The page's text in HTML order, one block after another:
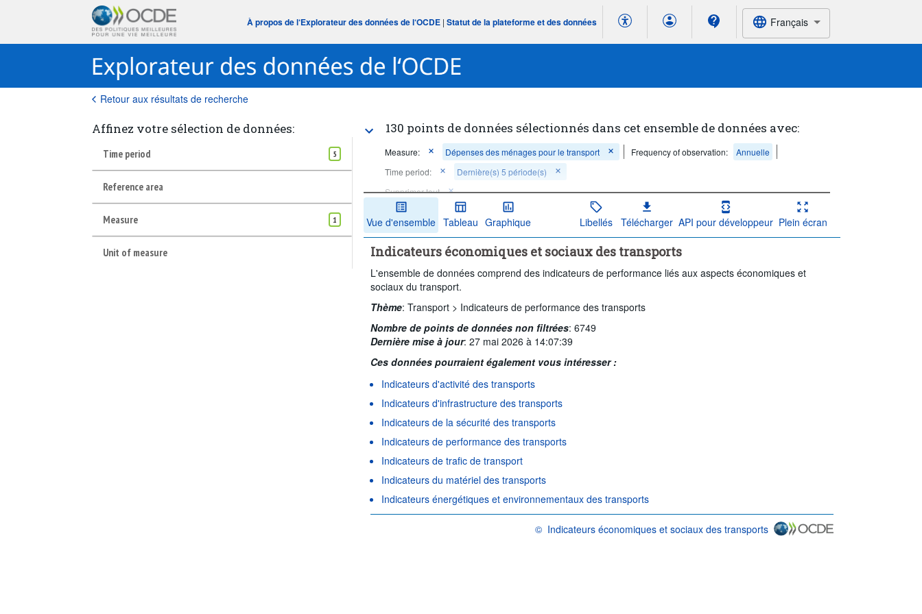
À propos de l‘Explorateur des données de l‘OCDE |Statut de la plateforme et des données Français
Retour aux résultats de recherche
Affinez votre sélection de données:
Time period 5
Reference area
Measure 1
Unit of measure
130 points de données sélectionnés dans cet ensemble de données avec:
Measure: Dépenses des ménages pour le transport Frequency of observation:
Annuelle
Time period:
Dernière(s) 5 période(s)
Supprimer tout
Vue d'ensemble Tableau Graphique Libellés Télécharger API pour développeur Plein écran
Indicateurs économiques et sociaux des transports
L'ensemble de données comprend des indicateurs de performance liés aux aspects économiques et
sociaux du transport.
Thème:Transport > Indicateurs de performance des transports
Nombre de points de données non filtrées:6749
Dernière mise à jour:27 mai 2026 à 14:07:39
Ces données pourraient également vous intéresser :
Indicateurs d'activité des transports
Indicateurs d'infrastructure des transports
Indicateurs de la sécurité des transports
Indicateurs de performance des transports
Indicateurs de trafic de transport
Indicateurs du matériel des transports
Indicateurs énergétiques et environnementaux des transports
© Indicateurs économiques et sociaux des transports